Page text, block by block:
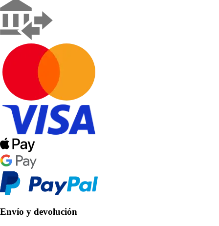
Envío y devolución